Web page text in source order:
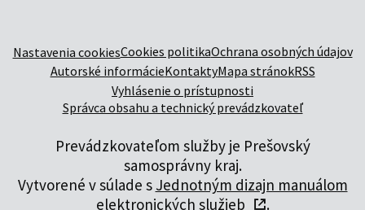
Nastavenia cookiesCookies politikaOchrana osobných údajov
Autorské informácieKontaktyMapa stránokRSS
Vyhlásenie o prístupnosti
Správca obsahu a technický prevádzkovateľ
Prevádzkovateľom služby je Prešovský
samosprávny kraj.
Vytvorené v súlade s Jednotným dizajn manuálom
elektronických služieb
.